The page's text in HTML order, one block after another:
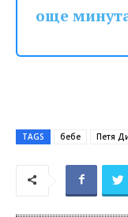
още
TAGS бебе Петя